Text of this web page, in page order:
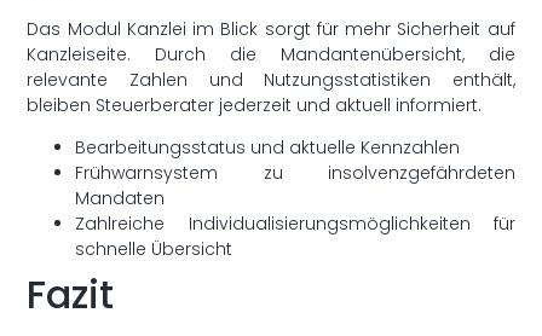
Das Modul Kanzlei im Blick sorgt für mehr Sicherheit auf
Kanzleiseite. Durch die Mandantenübersicht, die
relevante Zahlen und Nutzungsstatistiken enthält,
bleiben Steuerberater jederzeit und aktuell informiert.
Bearbeitungsstatus und aktuelle Kennzahlen
Frühwarnsystem zu insolvenzgefährdeten
Mandaten
Zahlreiche Individualisierungsmöglichkeiten für
schnelle Übersicht
Fazit